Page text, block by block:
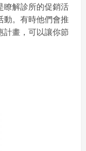
瞭解診所的促銷活
動。有時他們會推
計畫，可以讓你節